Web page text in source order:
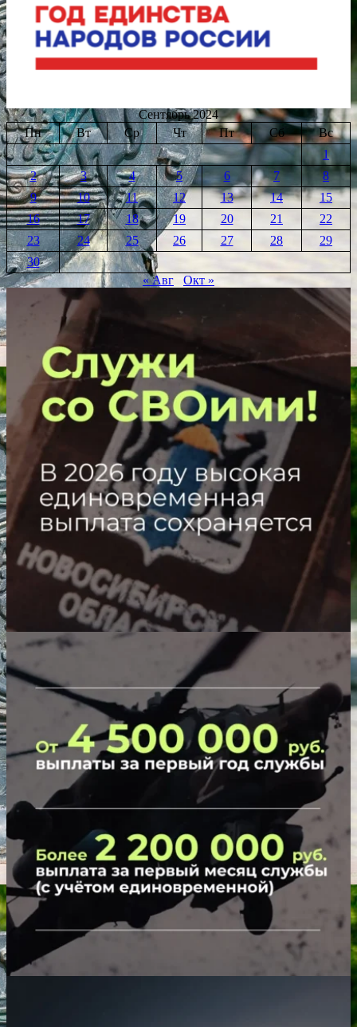
Сентябрь 2024
Пн
Вт Ср Чт Пт Сб
Вс
1
2
3 4 5 6 7
8
9
10 11 12 13 14
15
16
17 18 19 20 21
22
23
24 25 26 27 28
29
30
« Авг
Окт »